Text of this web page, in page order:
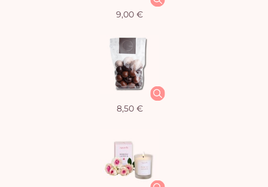
9,00 €
8,50 €